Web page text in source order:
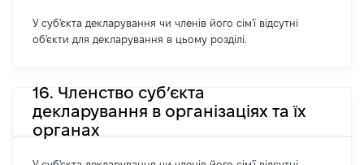
У суб'єкта декларування чи членів його сім'ї відсутні
об'єкти для декларування в цьому розділі.
16. Членство суб’єкта
декларування в організаціях та їх
органах